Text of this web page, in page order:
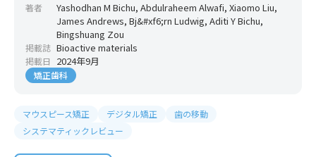
著者
Yashodhan M Bichu, Abdulraheem Alwafi, Xiaomo Liu,
James Andrews, Bj&#xf6;rn Ludwig, Aditi Y Bichu,
Bingshuang Zou
掲載誌 Bioactive materials
掲載日 2024年9月
矯正歯科
マウスピース矯正 デジタル矯正
歯の移動
システマティックレビュー